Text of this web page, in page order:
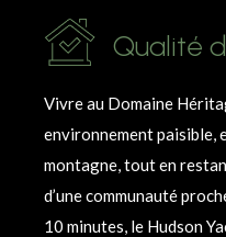
Qualité
Vivre au Domaine
environnement paisible,
montagne, tout en
d’une communauté
10 minutes, le Hudson